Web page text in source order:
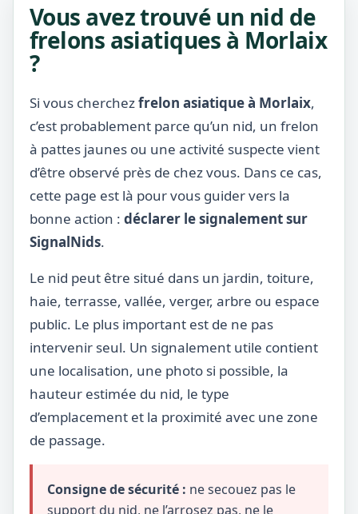
Vous avez trouvé un nid de
frelons asiatiques à Morlaix
?
Si vous cherchezfrelon asiatique à Morlaix,
c’est probablement parce qu’un nid, un frelon
à pattes jaunes ou une activité suspecte vient
d’être observé près de chez vous. Dans ce cas,
cette page est là pour vous guider vers la
bonne action : déclarer le signalement sur
SignalNids.
Le nid peut être situé dans un jardin, toiture,
haie, terrasse, vallée, verger, arbre ou espace
public. Le plus important est de ne pas
intervenir seul. Un signalement utile contient
une localisation, une photo si possible, la
hauteur estimée du nid, le type
d’emplacement et la proximité avec une zone
de passage.
Consigne de sécurité : ne secouez pas le
support du nid, ne l’arrosez pas, ne le